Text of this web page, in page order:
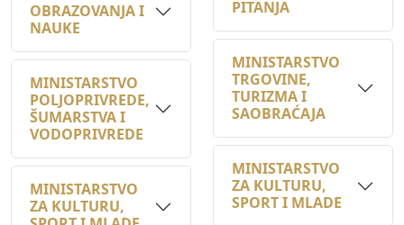
POLJOPRIVREDE,
ŠUMARSTVA I
VODOPRIVREDE
ZA KULTURU,
SPORT I MLADE
TRGOVINE,
TURIZMA I
SAOBRAĆAJA
ZA KULTURU,
SPORT I MLADE